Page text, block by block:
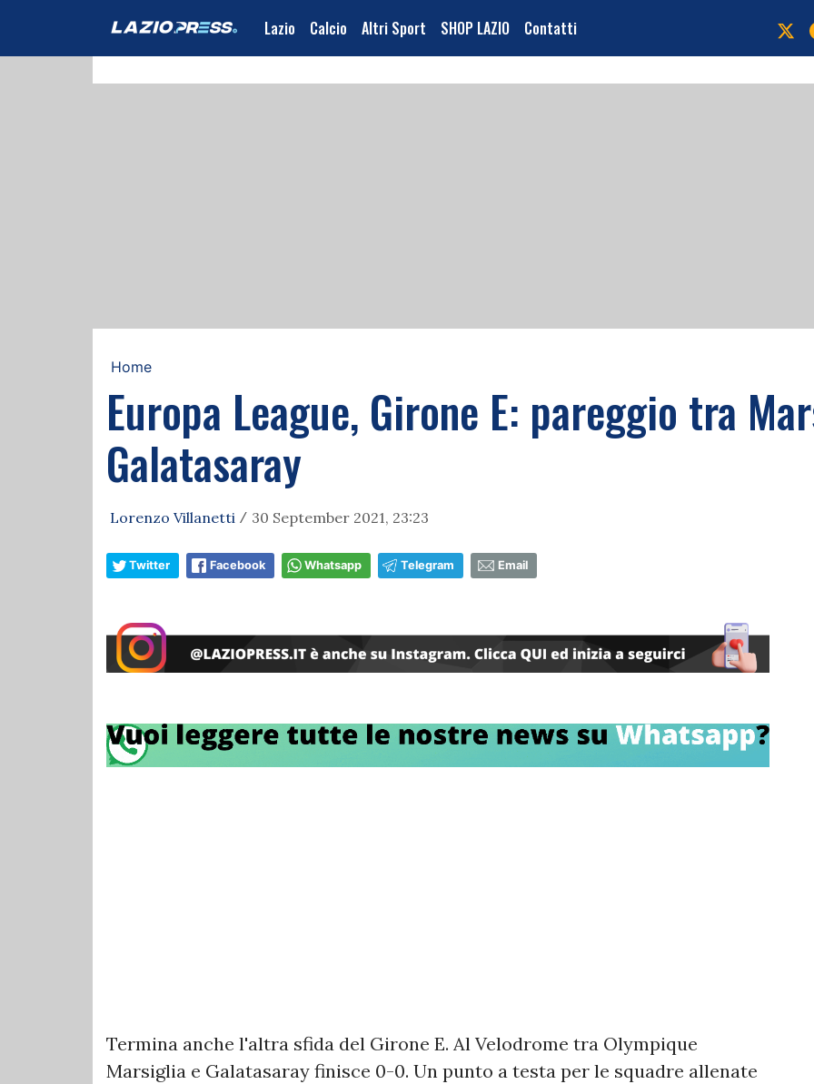
Lazio Calcio Altri Sport SHOP LAZIO Contatti
Home
Europa League, Girone E: pareggio tra
Galatasaray
Lorenzo Villanetti / 30 September 2021, 23:23
Twitter Facebook Whatsapp Telegram Email
Termina anche l'altra sfida del Girone E. Al Velodrome tra Olympique
Marsiglia e Galatasaray finisce 0-0. Un punto a testa per le squadre allenate